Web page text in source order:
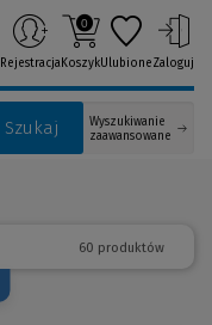
Szukaj
Wyszukiwanie
zaawansowane
Rejestracja
0
KoszykUlubioneZaloguj
60 produktów